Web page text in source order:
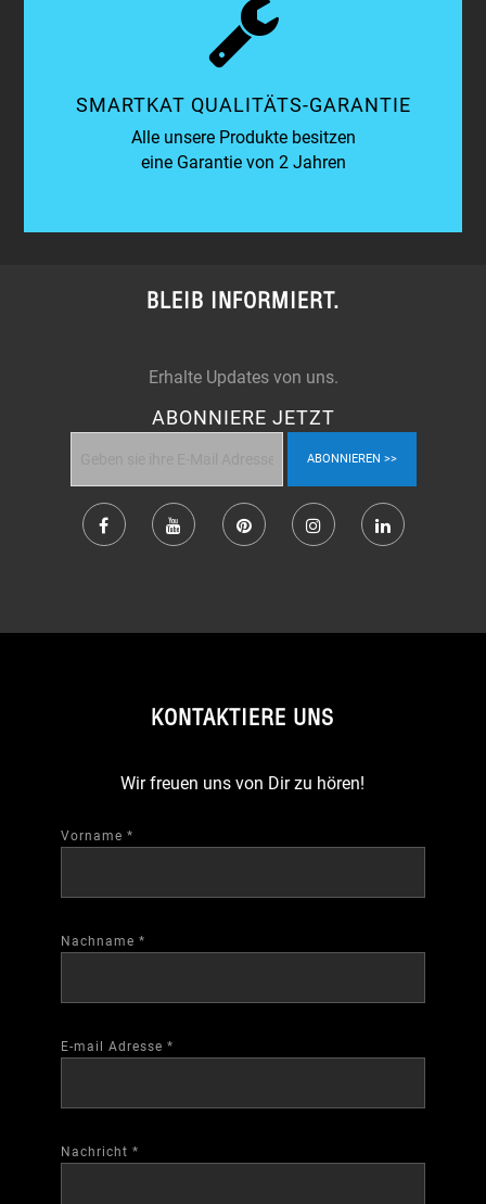
SMARTKAT QUALITÄTS-GARANTIE
Alle unsere Produkte besitzen
eine Garantie von 2 Jahren
BLEIB INFORMIERT.
Erhalte Updates von uns.
ABONNIERE JETZT
ABONNIEREN
KONTAKTIERE UNS
Wir freuen uns von Dir zu hören!
Vorname *
Nachname *
E-mail Adresse *
Nachricht *